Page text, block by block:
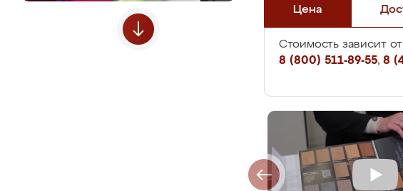
Цена
Стоимость зависит от
8 (800) 511-89-55, 8